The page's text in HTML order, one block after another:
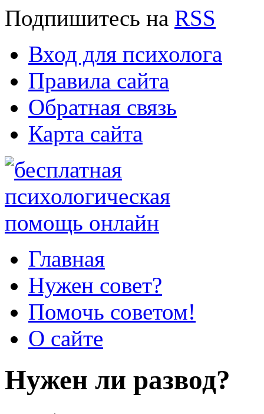
Подпишитесь на RSS
Вход для психолога
Правила сайта
Обратная связь
Карта сайта
Главная
Нужен совет?
Помочь советом!
О сайте
Нужен ли развод?